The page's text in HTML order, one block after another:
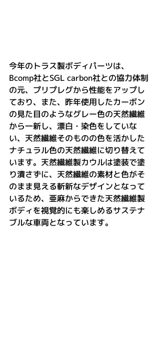
今年のトラス製ボディパーツは、
Bcomp社とSGL carbon社との協力体制
の元、プリプレグから性能をアップし
ており、また、昨年使用したカーボン
の見た目のようなグレー色の天然繊維
から一新し、漂白・染色をしていな
い、天然繊維そのものの色を活かした
ナチュラル色の天然繊維に切り替えて
います。天然繊維製カウルは塗装で塗
り潰さずに、天然繊維の素材と色がそ
のまま見える斬新なデザインとなって
いるため、亜麻からできた天然繊維製
ボディを視覚的にも楽しめるサステナ
ブルな車両となっています。